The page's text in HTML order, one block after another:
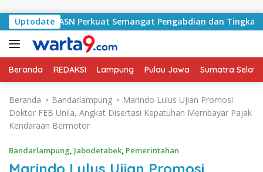
Uptodate
ASN Perkuat Semangat Pengabdian dan Tingkatkan
Beranda REDAKSI Lampung Pulau Jawa Sumatra
Beranda Bandarlampung
Marindo Lulus Ujian Promosi
Doktor FEB Unila, Angkat Disertasi Kepatuhan Membayar Pajak
Kendaraan Bermotor
Bandarlampung, Jabodetabek, Pemerintahan
Marindo Lulus Ujian Promosi